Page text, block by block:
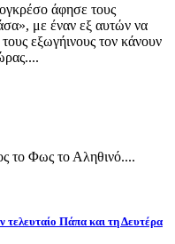
άφησε τους
με έναν εξ αυτών να
εξωγήινους τον κάνουν
το Φως το Αληθινό....
τελευταίο Πάπα και τη Δευτέρα